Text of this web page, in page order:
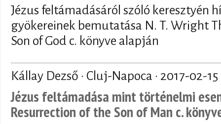
Jézus feltámadásáról szóló keresztyén
gyökereinek bemutatása N. T. Wright
Son of God c. könyve alapján
Kállay Dezső · Cluj-Napoca · 2017-02-15
Jézus feltámadása mint történelmi
Resurrection of the Son of Man c.